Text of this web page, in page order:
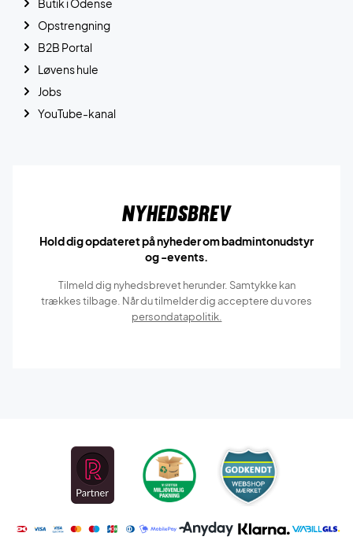
Butik i Odense
Opstrengning
B2B Portal
Løvens hule
Jobs
YouTube-kanal
Nyhedsbrev
Hold dig opdateret på nyheder om badmintonudstyr
og -events.
Tilmeld dig nyhedsbrevet herunder. Samtykke kan
trækkes tilbage. Når du tilmelder dig acceptere du vores
persondatapolitik.